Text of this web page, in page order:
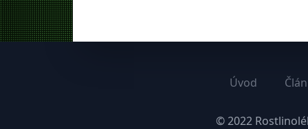
Úvod
© 2022